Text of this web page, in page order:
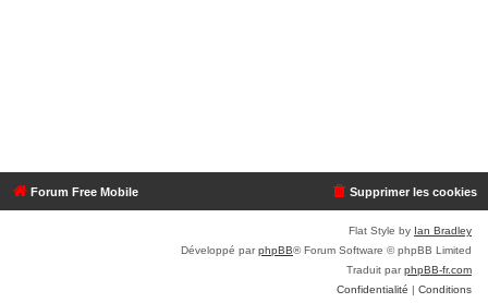
Forum Free Mobile Supprimer les cookies
Flat Style by Ian Bradley
Développé parphpBB® Forum Software © phpBB Limited
Traduit parphpBB-fr.com
Confidentialité | Conditions